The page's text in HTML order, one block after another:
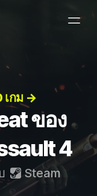
เกม →
ของ
4
Steam